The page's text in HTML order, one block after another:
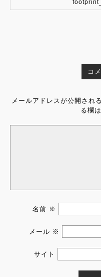
コ
メールアドレスが公開され
る欄
名前 ※
メール ※
サイト